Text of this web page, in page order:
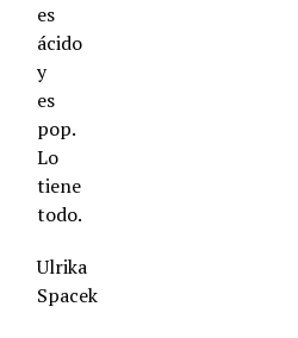
es
ácido
y
es
pop.
Lo
tiene
todo.
Ulrika
Spacek